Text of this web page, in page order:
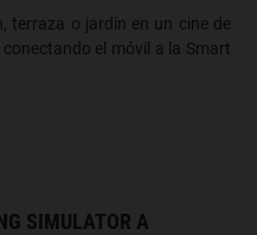
terraza o jardín en un cine de
el móvil a la Smart
SIMULATOR A